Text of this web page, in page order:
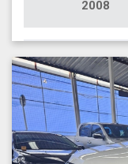
2008